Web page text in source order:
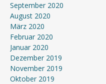
September 2020
August 2020
März 2020
Februar 2020
Januar 2020
Dezember 2019
November 2019
Oktober 2019